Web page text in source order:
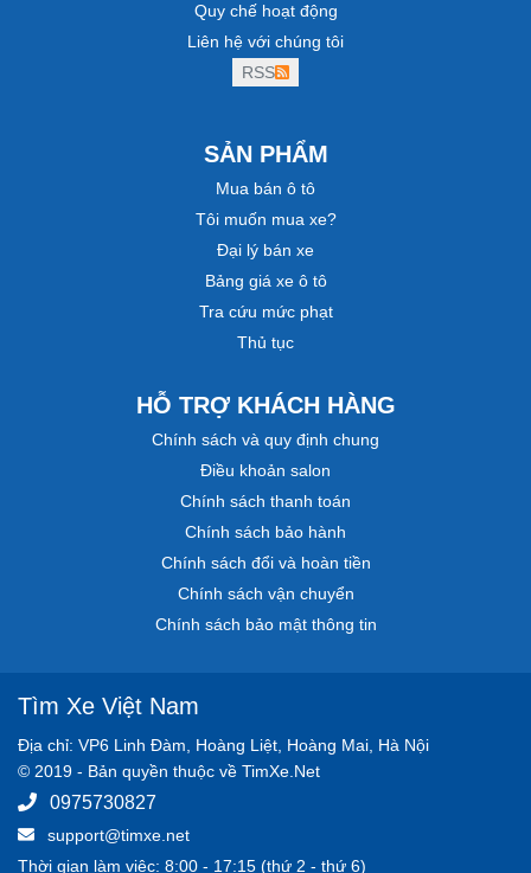
Quy chế hoạt động
Liên hệ với chúng tôi
RSS
SẢN PHẨM
Mua bán ô tô
Tôi muốn mua xe?
Đại lý bán xe
Bảng giá xe ô tô
Tra cứu mức phạt
Thủ tục
HỖ TRỢ KHÁCH HÀNG
Chính sách và quy định chung
Điều khoản salon
Chính sách thanh toán
Chính sách bảo hành
Chính sách đổi và hoàn tiền
Chính sách vận chuyển
Chính sách bảo mật thông tin
Tìm Xe Việt Nam
Địa chỉ: VP6 Linh Đàm, Hoàng Liệt, Hoàng Mai, Hà Nội
© 2019 - Bản quyền thuộc về TimXe.Net
0975730827
support@timxe.net
Thời gian làm việc: 8:00 - 17:15 (thứ 2 - thứ 6)